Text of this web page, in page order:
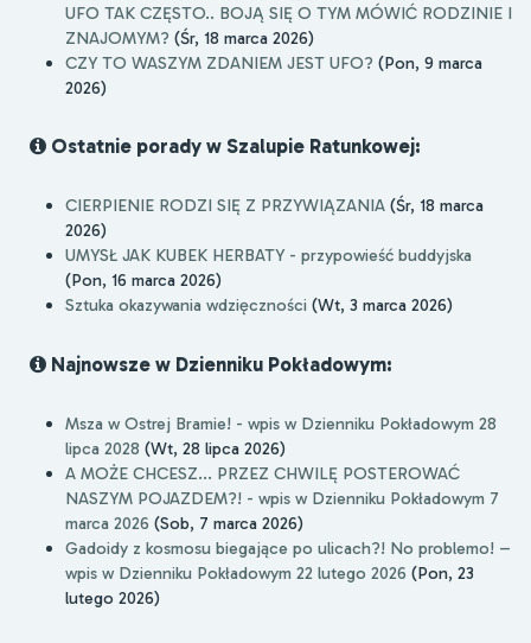
UFO TAK CZĘSTO.. BOJĄ SIĘ O TYM MÓWIĆ RODZINIE I
ZNAJOMYM? (Śr, 18 marca 2026)
CZY TO WASZYM ZDANIEM JEST UFO? (Pon, 9 marca
2026)
Ostatnie porady w Szalupie Ratunkowej:
CIERPIENIE RODZI SIĘ Z PRZYWIĄZANIA (Śr, 18 marca
2026)
UMYSŁ JAK KUBEK HERBATY - przypowieść buddyjska
(Pon, 16 marca 2026)
Sztuka okazywania wdzięczności (Wt, 3 marca 2026)
Najnowsze w Dzienniku Pokładowym:
Msza w Ostrej Bramie! - wpis w Dzienniku Pokładowym 28
lipca 2028 (Wt, 28 lipca 2026)
A MOŻE CHCESZ... PRZEZ CHWILĘ POSTEROWAĆ
NASZYM POJAZDEM?! - wpis w Dzienniku Pokładowym 7
marca 2026 (Sob, 7 marca 2026)
Gadoidy z kosmosu biegające po ulicach?! No problemo! –
wpis w Dzienniku Pokładowym 22 lutego 2026 (Pon, 23
lutego 2026)